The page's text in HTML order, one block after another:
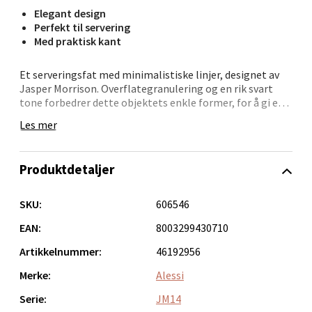
Elegant design
Perfekt til servering
Med praktisk kant
Et serveringsfat med minimalistiske linjer, designet av
Jasper Morrison. Overflategranulering og en rik svart
tone forbedrer dette objektets enkle former, for å gi et
innredningsdesign og funksjonelle designobjekter til
Diameter: 35 cm
Les mer
Produktdetaljer
SKU:
606546
EAN:
8003299430710
Artikkelnummer:
46192956
Merke:
Alessi
Serie:
JM14
Bergen - Oasen Senter
Folke Bernadottes vei 52, 5147 Fyllingsdalen
0 i butikk
Oppdal - Aunasenteret
Aunasenteret, Sunndalsvegen 3, 7340 Oppdal